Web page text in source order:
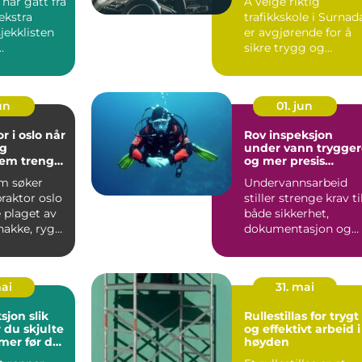
trafikkskole i
er avgjørende for å
sikre trygg og
oslo når
trenger
søker
oslo
plaget av
rygg
01. jun
Rov inspeksjon
under vann tryggere
og mer presis
Undervannsarbeid
stiller strenge krav
både sikkerhet,
dokumentasjon og
hand...
slik
du skjulte
før de
31. mai
Rullestillas for trygt
og effektivt arbeid i
høyden